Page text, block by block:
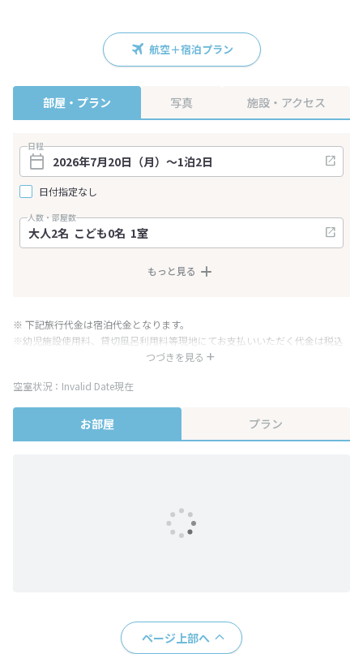
航空＋宿泊プラン
部屋・プラン 写真 施設・アクセス
日程
日付指定なし
人数・部屋数
もっと見る
つづきを見る
※ 下記旅行代金は宿泊代金となります。
※幼児施設使用料、貸切風呂利用料等現地にてお支払いいただく代金は税込
み表記となりますが、消費税増税に伴い代金が一部変更となる場合がござい
※表示されている旅行代金・プラン内容は一定時間ごとに更新されます。最
終確認画面でご確認ください。
空室状況：Invalid Date現在
お部屋 プラン
ページ上部へ